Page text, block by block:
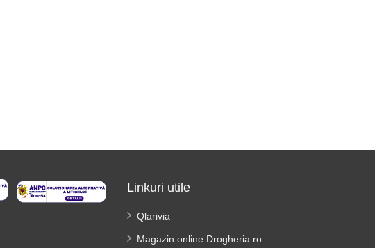
Linkuri utile
Qlarivia
Magazin online Drogheria.ro